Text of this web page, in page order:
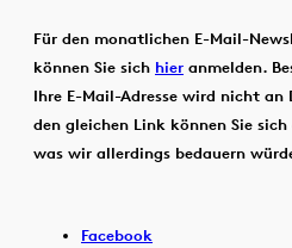
Für den monatlichen E-Mail-
können Sie sich hier anmelden.
Ihre E-Mail-Adresse wird nicht
den gleichen Link können Sie
was wir allerdings bedauern
Facebook